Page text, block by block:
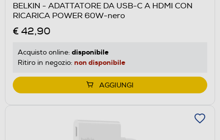
BELKIN - ADATTATORE DA USB-C A HDMI CON
RICARICA POWER 60W-nero
€ 42,90
Acquisto online: disponibile
Ritiro in negozio: non disponibile
AGGIUNGI